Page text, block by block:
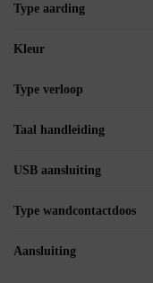
Type aarding
Kleur
Type verloop
Taal handleiding
USB aansluiting
Type wandcontactdoos
Aansluiting